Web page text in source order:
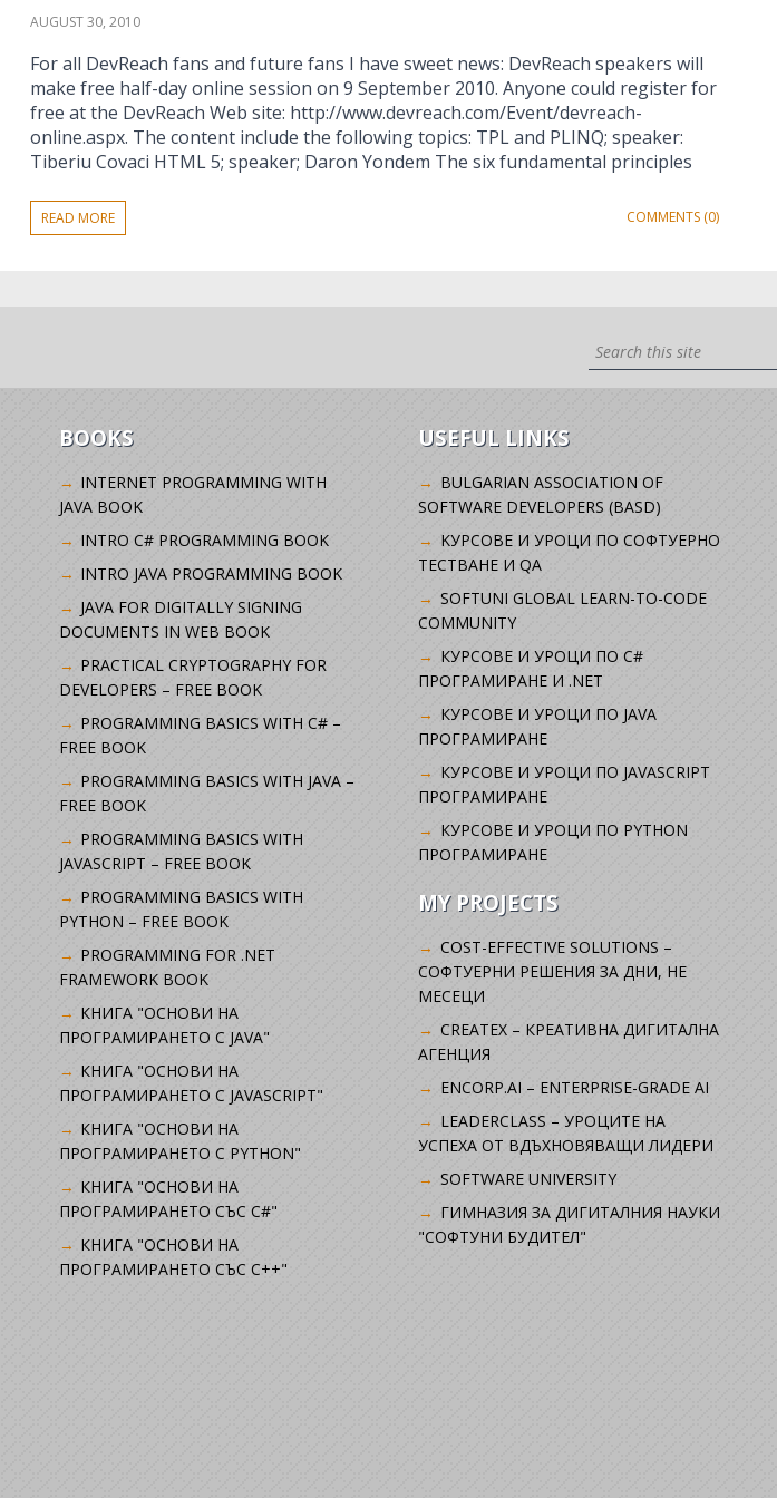
AUGUST 30, 2010
For all DevReach fans and future fans I have sweet news: DevReach speakers will
make free half-day online session on 9 September 2010. Anyone could register for
free at the DevReach Web site: http://www.devreach.com/Event/devreach-
online.aspx. The content include the following topics: TPL and PLINQ; speaker:
Tiberiu Covaci HTML 5; speaker; Daron Yondem The six fundamental principles
READ MORE COMMENTS (0)
BOOKS
INTERNET PROGRAMMING WITH
JAVA BOOK
INTRO C# PROGRAMMING BOOK
INTRO JAVA PROGRAMMING BOOK
JAVA FOR DIGITALLY SIGNING
DOCUMENTS IN WEB BOOK
PRACTICAL CRYPTOGRAPHY FOR
DEVELOPERS – FREE BOOK
PROGRAMMING BASICS WITH C# –
FREE BOOK
PROGRAMMING BASICS WITH JAVA –
FREE BOOK
PROGRAMMING BASICS WITH
JAVASCRIPT – FREE BOOK
PROGRAMMING BASICS WITH
PYTHON – FREE BOOK
PROGRAMMING FOR .NET
FRAMEWORK BOOK
КНИГА "ОСНОВИ НА
ПРОГРАМИРАНЕТО С JAVA"
КНИГА "ОСНОВИ НА
ПРОГРАМИРАНЕТО С JAVASCRIPT"
КНИГА "ОСНОВИ НА
ПРОГРАМИРАНЕТО С PYTHON"
КНИГА "ОСНОВИ НА
ПРОГРАМИРАНЕТО СЪС C#"
КНИГА "ОСНОВИ НА
ПРОГРАМИРАНЕТО СЪС C++"
USEFUL LINKS
BULGARIAN ASSOCIATION OF
SOFTWARE DEVELOPERS (BASD)
KУРСОВЕ И УРОЦИ ПО СОФТУЕРНО
ТЕСТВАНЕ И QA
SOFTUNI GLOBAL LEARN-TO-CODE
COMMUNITY
КУРСОВЕ И УРОЦИ ПО C#
ПРОГРАМИРАНЕ И .NET
КУРСОВЕ И УРОЦИ ПО JAVA
ПРОГРАМИРАНЕ
КУРСОВЕ И УРОЦИ ПО JAVASCRIPT
ПРОГРАМИРАНЕ
КУРСОВЕ И УРОЦИ ПО PYTHON
ПРОГРАМИРАНЕ
MY PROJECTS
COST-EFFECTIVE SOLUTIONS –
СОФТУЕРНИ РЕШЕНИЯ ЗА ДНИ, НЕ
МЕСЕЦИ
CREATEX – КРЕАТИВНА ДИГИТАЛНА
АГЕНЦИЯ
ENCORP.AI – ENTERPRISE-GRADE AI
LEADERCLASS – УРОЦИТЕ НА
УСПЕХА ОТ ВДЪХНОВЯВАЩИ ЛИДЕРИ
SOFTWARE UNIVERSITY
ГИМНАЗИЯ ЗА ДИГИТАЛНИЯ НАУКИ
"СОФТУНИ БУДИТЕЛ"